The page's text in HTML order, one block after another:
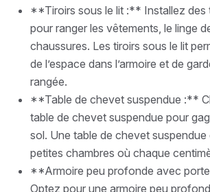
**Tiroirs sous le lit :** Installez des
pour ranger les vêtements, le linge
chaussures. Les tiroirs sous le lit
de l’espace dans l’armoire et de
rangée.
**Table de chevet suspendue :**
table de chevet suspendue pour
sol. Une table de chevet suspendue
petites chambres où chaque
**Armoire peu profonde avec
Optez pour une armoire peu